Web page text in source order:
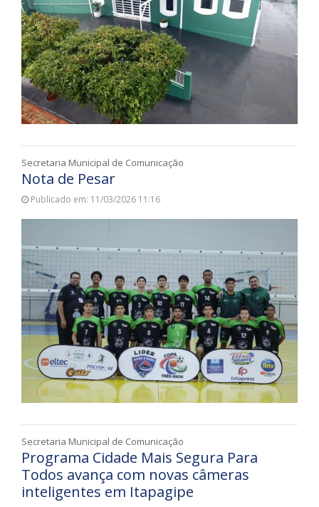
Secretaria Municipal de Comunicação
Nota de Pesar
Publicado em: 11/03/2026 11:16
Secretaria Municipal de Comunicação
Programa Cidade Mais Segura Para
Todos avança com novas câmeras
inteligentes em Itapagipe